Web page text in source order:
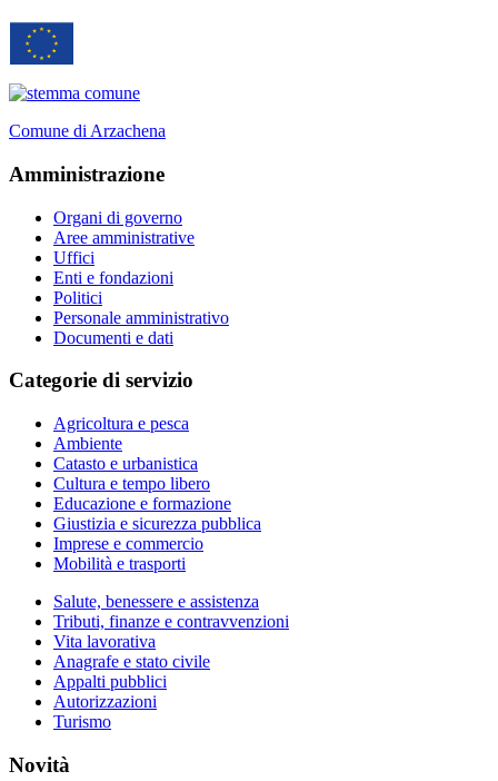
Comune di Arzachena
Amministrazione
Organi di governo
Aree amministrative
Uffici
Enti e fondazioni
Politici
Personale amministrativo
Documenti e dati
Categorie di servizio
Agricoltura e pesca
Ambiente
Catasto e urbanistica
Cultura e tempo libero
Educazione e formazione
Giustizia e sicurezza pubblica
Imprese e commercio
Mobilità e trasporti
Salute, benessere e assistenza
Tributi, finanze e contravvenzioni
Vita lavorativa
Anagrafe e stato civile
Appalti pubblici
Autorizzazioni
Turismo
Novità